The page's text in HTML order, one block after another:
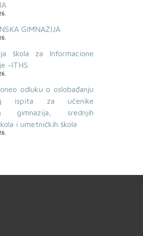
GIMNAZIJA
škola za Informacione
-ITHS
odluku o oslobađanju
ispita za učenike
gimnazija, srednjih
i umetničkih škola